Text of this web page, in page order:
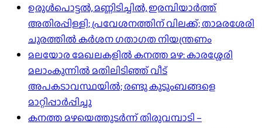
ഉരുൾപൊട്ടൽ, മണ്ണിടിച്ചിൽ, ഇരമ്പിയാര്‍ത്ത്
അതിരപ്പിള്ളി; പ്രവേശനത്തിന് വിലക്ക്; താമരശേരി
ചുരത്തില്‍ കര്‍ശന ഗതാഗത നിയന്ത്രണം
മലയോര മേഖലകളിൽ കനത്ത മഴ: കാരശ്ശേരി
മലാംകുന്നിൽ മതിലിടിഞ്ഞ് വീട്
അപകടാവസ്ഥയിൽ; രണ്ടു കുടുംബങ്ങളെ
മാറ്റിപ്പാർപ്പിച്ചു
കനത്ത മഴയെത്തുടർന്ന് തിരുവമ്പാടി –